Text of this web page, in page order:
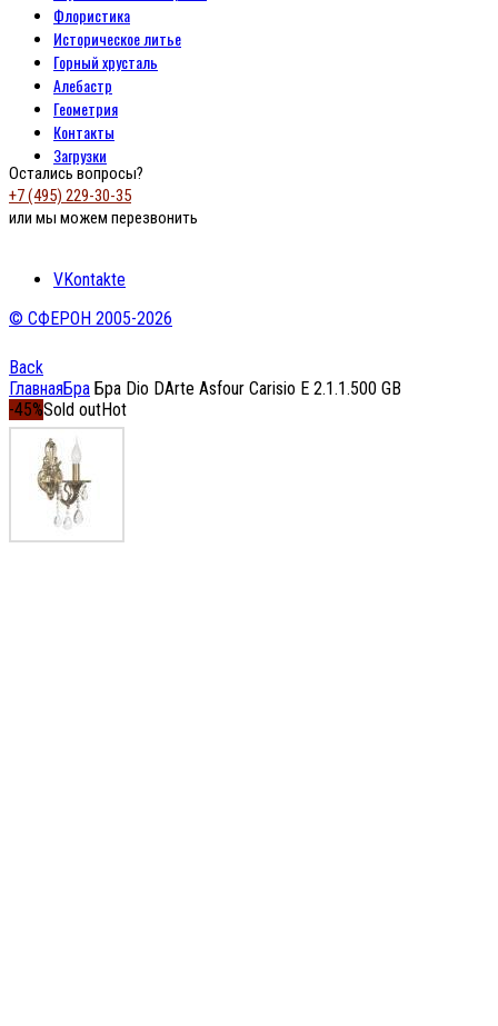
Флористика
Историческое литье
Горный хрусталь
Алебастр
Геометрия
Контакты
Загрузки
Остались вопросы?
+7 (495) 229-30-35
или мы можем перезвонить
VKontakte
© СФЕРОН 2005-2026
Back
ГлавнаяБра Бра Dio DArte Asfour Carisio E 2.1.1.500 GB
-45%Sold outHot